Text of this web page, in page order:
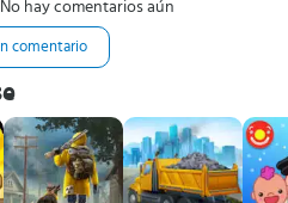
No hay comentarios aún
comentario